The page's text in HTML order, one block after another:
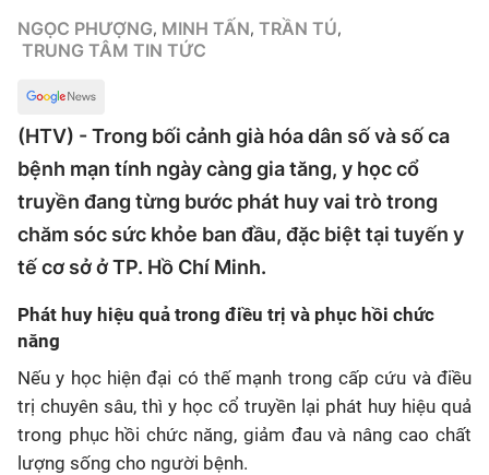
NGỌC PHƯỢNG, MINH TẤN, TRẦN TÚ,
TRUNG TÂM TIN TỨC
(HTV) - Trong bối cảnh già hóa dân số và số ca
bệnh mạn tính ngày càng gia tăng, y học cổ
truyền đang từng bước phát huy vai trò trong
chăm sóc sức khỏe ban đầu, đặc biệt tại tuyến y
tế cơ sở ở TP. Hồ Chí Minh.
Phát huy hiệu quả trong điều trị và phục hồi chức
năng
Nếu y học hiện đại có thế mạnh trong cấp cứu và điều
trị chuyên sâu, thì y học cổ truyền lại phát huy hiệu quả
trong phục hồi chức năng, giảm đau và nâng cao chất
lượng sống cho người bệnh.